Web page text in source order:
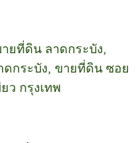
ยที่ดิน ลาดกระบัง,
กระบัง, ขายที่ดิน ซอย
ว กรุงเทพ